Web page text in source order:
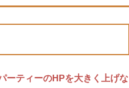
ーティーのHPを大きく上げな